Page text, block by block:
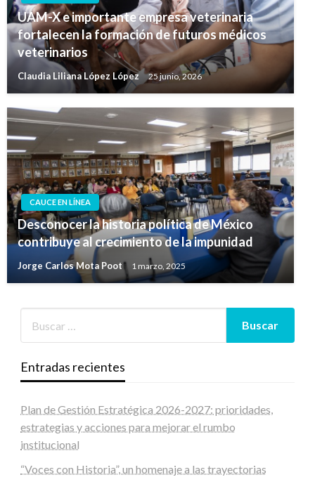
UAM-X e importante empresa veterinaria
fortalecen la formación de futuros médicos
veterinarios
Claudia Liliana López López 25 junio, 2026
CAUCE EN LÍNEA
Desconocer la historia política de México
contribuye al crecimiento de la impunidad
Jorge Carlos Mota Poot 1 marzo, 2025
Entradas recientes
Plan de Gestión Estratégica 2026-2027: prioridades,
estrategias y acciones para mejorar el rumbo
institucional
“Voces con Historia”, un homenaje a las trayectorias